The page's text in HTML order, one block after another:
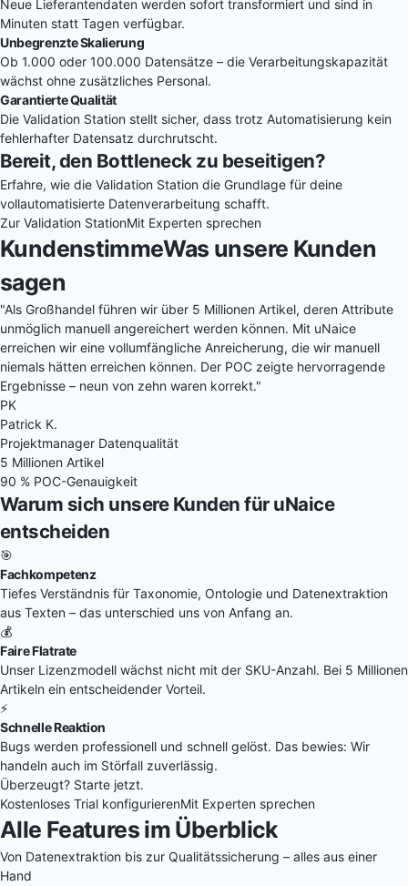
Neue Lieferantendaten werden sofort transformiert und sind in
Minuten statt Tagen verfügbar.
Unbegrenzte Skalierung
Ob 1.000 oder 100.000 Datensätze – die Verarbeitungskapazität
wächst ohne zusätzliches Personal.
Garantierte Qualität
Die Validation Station stellt sicher, dass trotz Automatisierung kein
fehlerhafter Datensatz durchrutscht.
Bereit, den Bottleneck zu beseitigen?
Erfahre, wie die Validation Station die Grundlage für deine
vollautomatisierte Datenverarbeitung schafft.
Zur Validation StationMit Experten sprechen
KundenstimmeWas unsere Kunden
sagen
"Als Großhandel führen wir über 5 Millionen Artikel, deren Attribute
unmöglich manuell angereichert werden können. Mit uNaice
erreichen wir eine vollumfängliche Anreicherung, die wir manuell
niemals hätten erreichen können. Der POC zeigte hervorragende
Ergebnisse – neun von zehn waren korrekt."
PK
Patrick K.
Projektmanager Datenqualität
5 Millionen Artikel
90 % POC-Genauigkeit
Warum sich unsere Kunden füruNaice
entscheiden
🎯
Fachkompetenz
Tiefes Verständnis für Taxonomie, Ontologie und Datenextraktion
aus Texten – das unterschied uns von Anfang an.
💰
Faire Flatrate
Unser Lizenzmodell wächst nicht mit der SKU-Anzahl. Bei 5 Millionen
Artikeln ein entscheidender Vorteil.
⚡
Schnelle Reaktion
Bugs werden professionell und schnell gelöst. Das bewies: Wir
handeln auch im Störfall zuverlässig.
Überzeugt? Starte jetzt.
Kostenloses Trial konfigurierenMit Experten sprechen
Alle Featuresim Überblick
Von Datenextraktion bis zur Qualitätssicherung – alles aus einer
Hand